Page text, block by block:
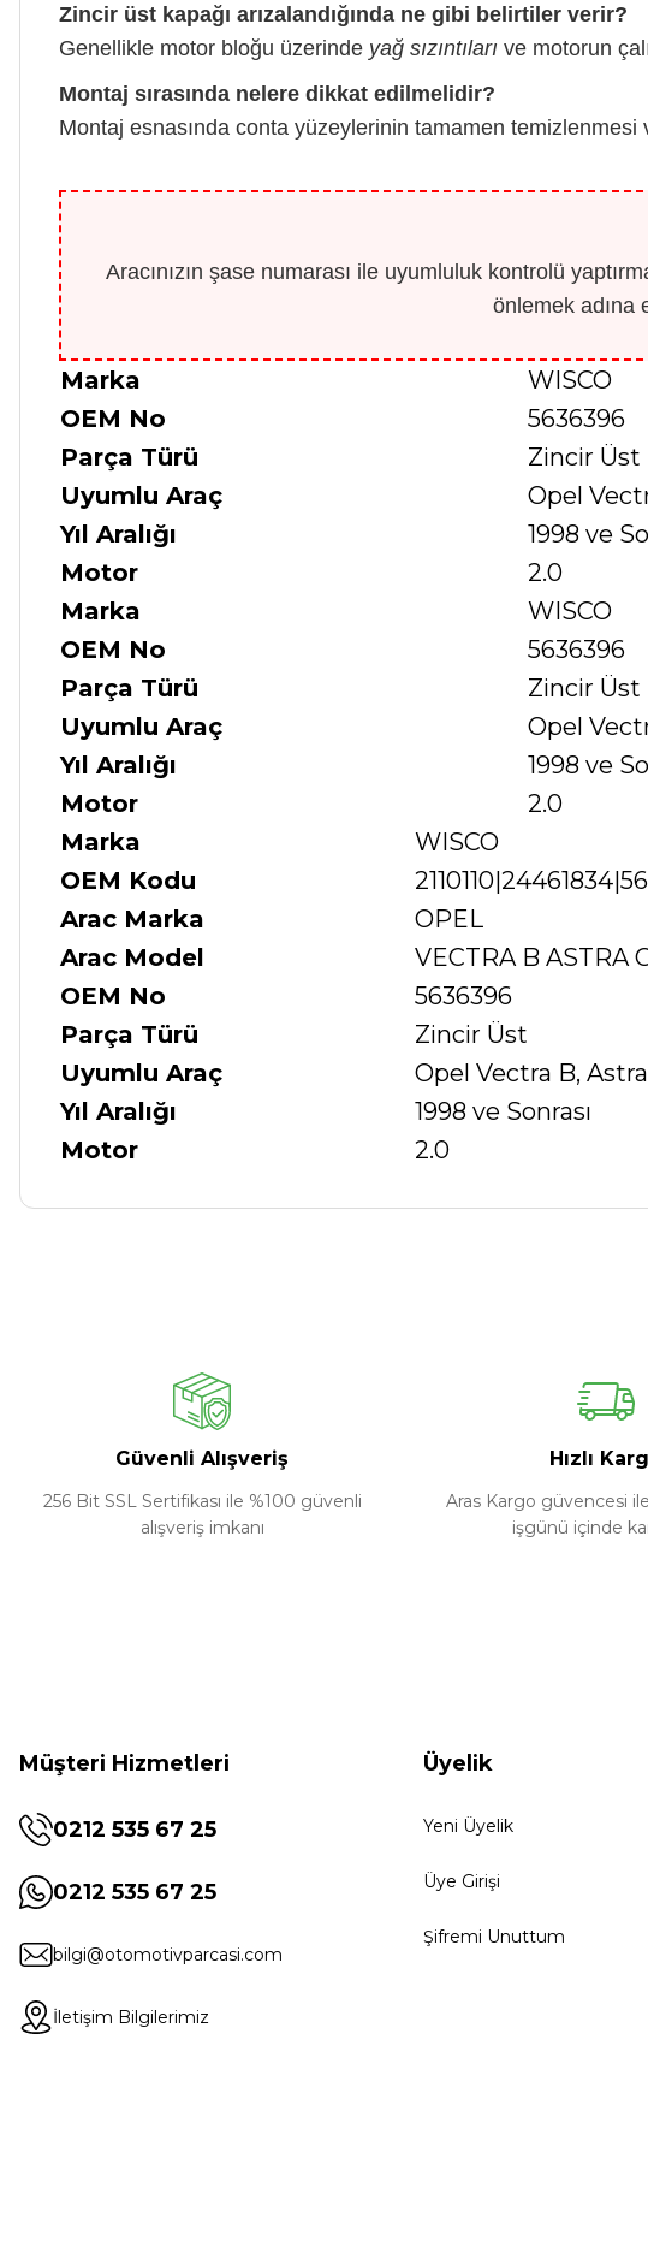
Zincir üst kapağı arızalandığında ne gibi belirtiler verir?
Genellikle motor bloğu üzerinde yağ sızıntıları ve motorun
Montaj sırasında nelere dikkat edilmelidir?
Montaj esnasında conta yüzeylerinin tamamen temizlenmesi
Aracınızın şase numarası ile uyumluluk kontrolü
önlemek adına
Marka
WISCO
OEM No
5636396
Parça Türü
Zincir Üst
Uyumlu Araç
Opel
Yıl Aralığı
1998 ve
Motor
2.0
Marka
WISCO
OEM No
5636396
Parça Türü
Zincir Üst
Uyumlu Araç
Opel
Yıl Aralığı
1998 ve
Motor
2.0
Marka
WISCO
OEM Kodu
Arac Marka
OPEL
Arac Model
VECTRA B ASTRA
OEM No
5636396
Parça Türü
Zincir Üst
Uyumlu Araç
Opel Vectra B,
Yıl Aralığı
1998 ve Sonrası
Motor
2.0
Güvenli Alışveriş
256 Bit SSL Sertifikası ile %100 güvenli
alışveriş imkanı
Hızlı
Aras Kargo güvencesi
işgünü içinde
Müşteri Hizmetleri
0212 535 67 25
0212 535 67 25
bilgi@otomotivparcasi.com
İletişim Bilgilerimiz
Üyelik
Yeni Üyelik
Üye Girişi
Şifremi Unuttum